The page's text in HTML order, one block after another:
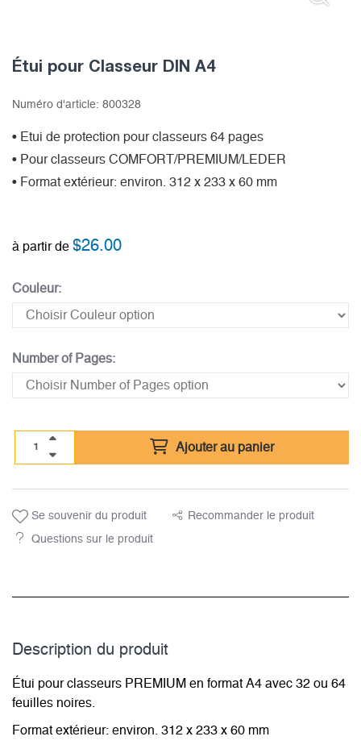
Étui pour Classeur DIN A4
Numéro d'article: 800328
• Etui de protection pour classeurs 64 pages
• Pour classeurs COMFORT/PREMIUM/LEDER
• Format extérieur: environ. 312 x 233 x 60 mm
à partir de $26.00
Couleur:
Number of Pages:
Ajouter au panier
Se souvenir du produit Recommander le produit
Questions sur le produit
Description du­ produit
Étui pour classeurs PREMIUM en format A4 avec 32 ou 64
feuilles noires.
Format extérieur: environ. 312 x 233 x 60 mm